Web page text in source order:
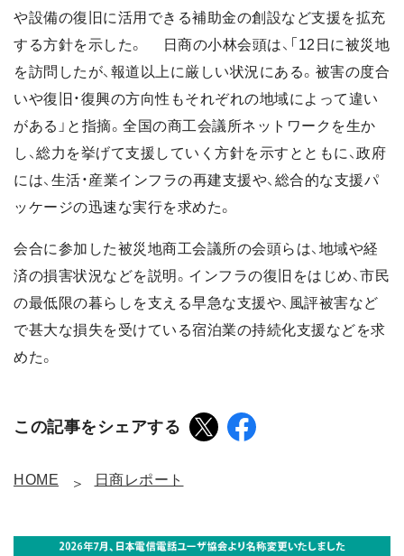
や設備の復旧に活用できる補助金の創設など支援を拡充
する方針を示した。 日商の小林会頭は、「12日に被災地
を訪問したが、報道以上に厳しい状況にある。被害の度合
いや復旧・復興の方向性もそれぞれの地域によって違い
がある」と指摘。全国の商工会議所ネットワークを生か
し、総力を挙げて支援していく方針を示すとともに、政府
には、生活・産業インフラの再建支援や、総合的な支援パ
ッケージの迅速な実行を求めた。
会合に参加した被災地商工会議所の会頭らは、地域や経
済の損害状況などを説明。インフラの復旧をはじめ、市民
の最低限の暮らしを支える早急な支援や、風評被害など
で甚大な損失を受けている宿泊業の持続化支援などを求
めた。
この記事をシェアする
HOME 日商レポート